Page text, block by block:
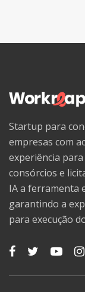
Startup para
empresas com
experiência
consórcios e
IA a ferramenta
garantindo a
para execução